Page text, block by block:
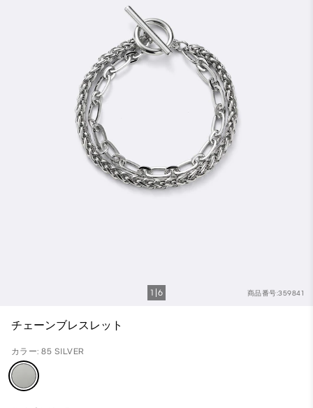
商品番号:359841
1 6
チェーンブレスレット
カラー: 85 SILVER